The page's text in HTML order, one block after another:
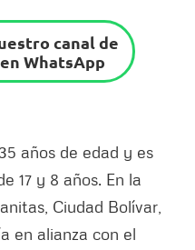
canal de
WhatsApp
años de edad y es
17 y 8 años. En la
Ciudad Bolívar,
en alianza con el